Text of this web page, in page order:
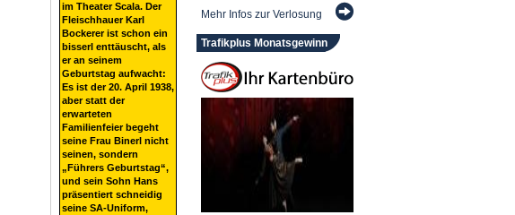
im Theater Scala. Der
Fleischhauer Karl
Bockerer ist schon ein
bisserl enttäuscht, als
er an seinem
Geburtstag aufwacht:
Es ist der 20. April 1938,
aber statt der
erwarteten
Familienfeier begeht
seine Frau Binerl nicht
seinen, sondern
„Führers Geburtstag“,
und sein Sohn Hans
präsentiert schneidig
seine SA-Uniform,
Mehr Infos zur Verlosung
Trafikplus Monatsgewinn